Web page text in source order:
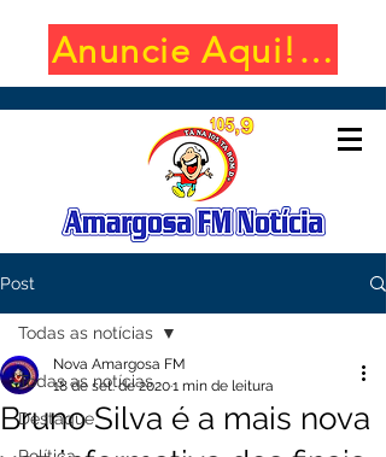
Anuncie Aqui!
Post
Todas as notícias
Destaque
Todas as notícias
Bruno Silva é a mais nova
Nova Amargosa FM
18 de set. de 20201 min de leitura